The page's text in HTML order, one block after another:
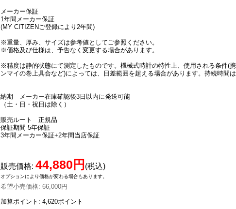
メーカー保証
1年間メーカー保証
(MY CITIZENご登録により2年間)
※重量、厚み、サイズは参考値としてご参照ください。
※価格及び仕様は、予告なく変更する場合があります。
※精度は静的状態にて測定したものです。機械式時計の特性上、使用される条件(
ンマイの巻上具合など)によっては、日差範囲を超える場合があります。持続時間は
納期 メーカー在庫確認後3日以内に発送可能
（土・日・祝日は除く）
販売ルート 正規品
保証期間 5年保証
3年間メーカー保証+2年間当店保証
販売価格: 44,880円 (税込)
オプションにより価格が変わる場合もあります。
希望小売価格: 66,000円
加算ポイント: 4,620ポイント